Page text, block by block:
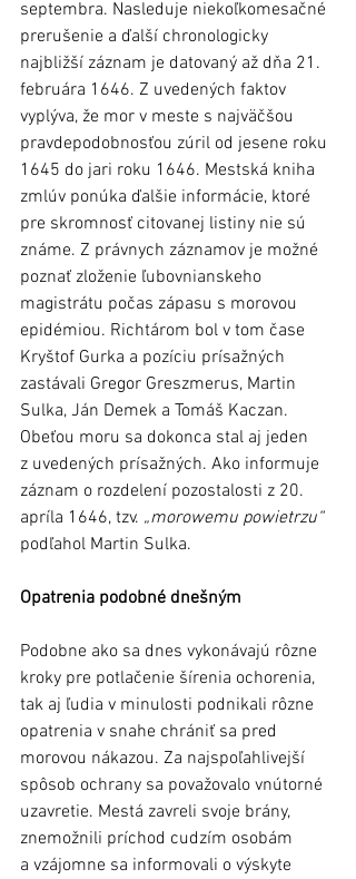
septembra. Nasleduje niekoľkomesačné
prerušenie a ďalší chronologicky
najbližší záznam je datovaný až dňa 21.
februára 1646. Z uvedených faktov
vyplýva, že mor v meste s najväčšou
pravdepodobnosťou zúril od jesene roku
1645 do jari roku 1646. Mestská kniha
zmlúv ponúka ďalšie informácie, ktoré
pre skromnosť citovanej listiny nie sú
známe. Z právnych záznamov je možné
poznať zloženie ľubovnianskeho
magistrátu počas zápasu s morovou
epidémiou. Richtárom bol v tom čase
Kryštof Gurka a pozíciu prísažných
zastávali Gregor Greszmerus, Martin
Sulka, Ján Demek a Tomáš Kaczan.
Obeťou moru sa dokonca stal aj jeden
z uvedených prísažných. Ako informuje
záznam o rozdelení pozostalosti z 20.
apríla 1646, tzv. „morowemu powietrzu“
podľahol Martin Sulka.
Opatrenia podobné dnešným
Podobne ako sa dnes vykonávajú rôzne
kroky pre potlačenie šírenia ochorenia,
tak aj ľudia v minulosti podnikali rôzne
opatrenia v snahe chrániť sa pred
morovou nákazou. Za najspoľahlivejší
spôsob ochrany sa považovalo vnútorné
uzavretie. Mestá zavreli svoje brány,
znemožnili príchod cudzím osobám
a vzájomne sa informovali o výskyte